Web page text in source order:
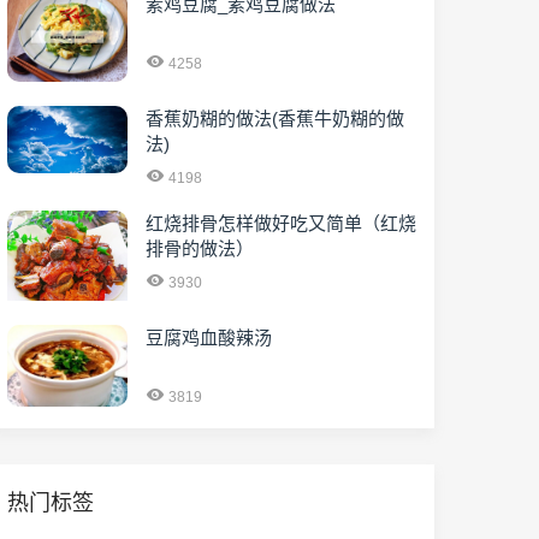
素鸡豆腐_素鸡豆腐做法
4258
香蕉奶糊的做法(香蕉牛奶糊的做
法)
4198
红烧排骨怎样做好吃又简单（红烧
排骨的做法）
3930
豆腐鸡血酸辣汤
3819
热门标签